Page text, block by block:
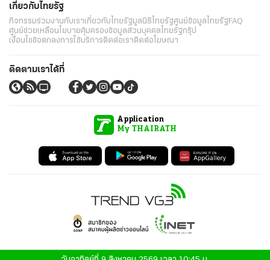
เกี่ยวกับไทยรัฐ
กิจกรรมร่วมงานกับเราเกี่ยวกับไทยรัฐมูลนิธิไทยรัฐศูนย์ข้อมูลไทยรัฐFAQ
ศูนย์ช่วยเหลือนโยบายคุ้มครองข้อมูลส่วนบุคคลไทยรัฐกรุ๊ป
เงื่อนไขข้อตกลงการใช้บริการติดต่อเราติดต่อโฆษณา
ติดตามเราได้ที่
Application
My THAIRATH